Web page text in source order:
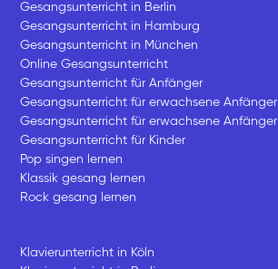
Gesangsunterricht in Berlin
Gesangsunterricht in Hamburg
Gesangsunterricht in München
Online Gesangsunterricht
Gesangsunterricht für Anfänger
Gesangsunterricht für erwachsene Anfänger
Gesangsunterricht für erwachsene Anfänger
Gesangsunterricht für Kinder
Pop singen lernen
Klassik gesang lernen
Rock gesang lernen
Klavierunterricht in Köln